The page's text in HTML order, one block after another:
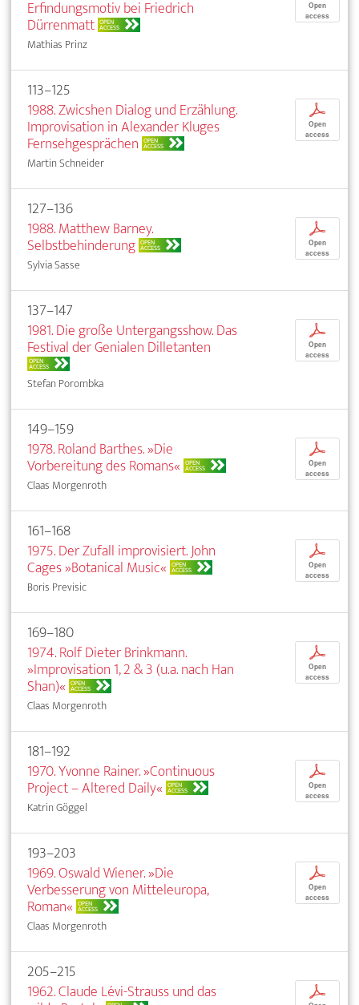
Erfindungsmotiv bei Friedrich
Dürrenmatt OPEN
ACCESS
Mathias Prinz
Open
access
113–125
1988. Zwicshen Dialog und Erzählung.
Improvisation in Alexander Kluges
Fernsehgesprächen OPEN
ACCESS
Martin Schneider
p
Open
access
127–136
1988. Matthew Barney.
Selbstbehinderung OPEN
ACCESS
Sylvia Sasse
p
Open
access
137–147
1981. Die große Untergangsshow. Das
Festival der Genialen Dilletanten
OPEN
ACCESS
Stefan Porombka
p
Open
access
149–159
1978. Roland Barthes. »Die
Vorbereitung des Romans« OPEN
ACCESS
Claas Morgenroth
p
Open
access
161–168
1975. Der Zufall improvisiert. John
Cages »Botanical Music« OPEN
ACCESS
Boris Previsic
p
Open
access
169–180
1974. Rolf Dieter Brinkmann.
»Improvisation 1, 2 & 3 (u.a. nach Han
Shan)« OPEN
ACCESS
Claas Morgenroth
p
Open
access
181–192
1970. Yvonne Rainer. »Continuous
Project – Altered Daily« OPEN
ACCESS
Katrin Göggel
p
Open
access
193–203
1969. Oswald Wiener. »Die
Verbesserung von Mitteleuropa,
Roman« OPEN
ACCESS
Claas Morgenroth
p
Open
access
205–215
1962. Claude Lévi-Strauss und das
p